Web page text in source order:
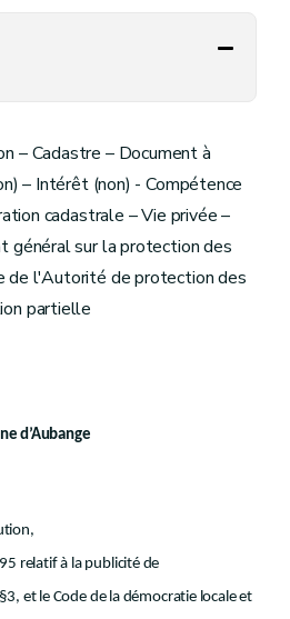
– Cadastre – Document à
– Intérêt (non) - Compétence
cadastrale – Vie privée –
général sur la protection des
de l'Autorité de protection des
partielle
d’Aubange
relatif à la publicité de
et le Code de la démocratie locale et